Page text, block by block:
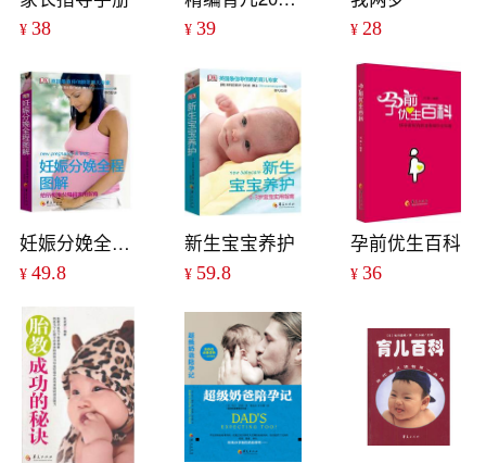
¥ 38 ¥39 ¥ 28
妊娠分娩全程图解
¥ 49.8
新生宝宝养护
¥ 59.8
孕前优生百科
¥ 36